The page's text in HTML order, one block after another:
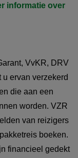
informatie over
VvKR, DRV
ervan verzekerd
die aan een
worden. VZR
van reizigers
boeken.
financieel gedekt